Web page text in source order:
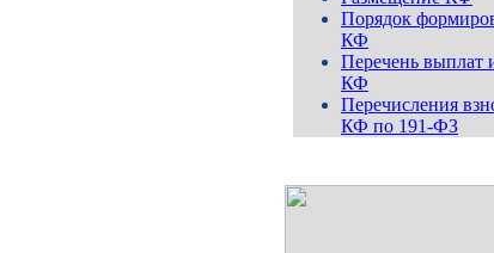
Порядок
КФ
Перечень выплат
КФ
Перечисления
КФ по 191-ФЗ